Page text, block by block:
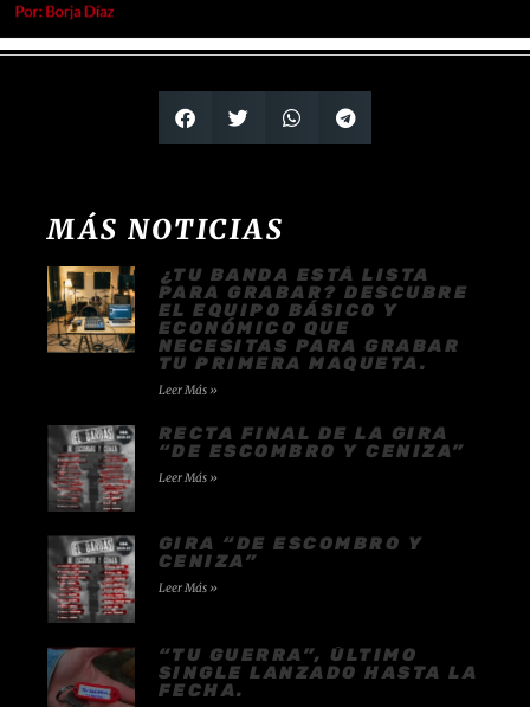
MÁS NOTICIAS
¿TU BANDA ESTÁ LISTA
PARA GRABAR? DESCUBRE
EL EQUIPO BÁSICO Y
ECONÓMICO QUE
NECESITAS PARA GRABAR
TU PRIMERA MAQUETA.
Leer Más »
RECTA FINAL DE LA GIRA
“DE ESCOMBRO Y CENIZA”
Leer Más »
GIRA “DE ESCOMBRO Y
CENIZA”
Leer Más »
“TU GUERRA”, ÚLTIMO
SINGLE LANZADO HASTA LA
FECHA.